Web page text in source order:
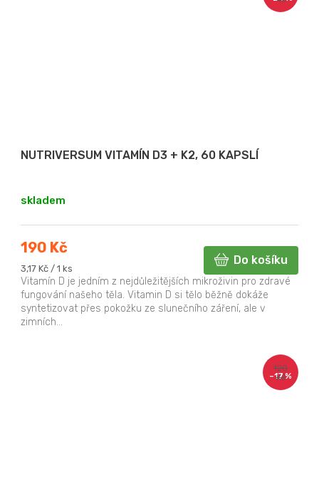
NUTRIVERSUM VITAMÍN D3 + K2, 60 KAPSLÍ
skladem
190 Kč
Měrná
cena:
3,17 Kč / 1 ks
Do košíku
Vitamín D je jedním z nejdůležitějších mikroživin pro zdravé
fungování našeho těla. Vitamin D si tělo běžně dokáže
syntetizovat přes pokožku ze slunečního záření, ale v
zimních...
120
Kč
–17 %